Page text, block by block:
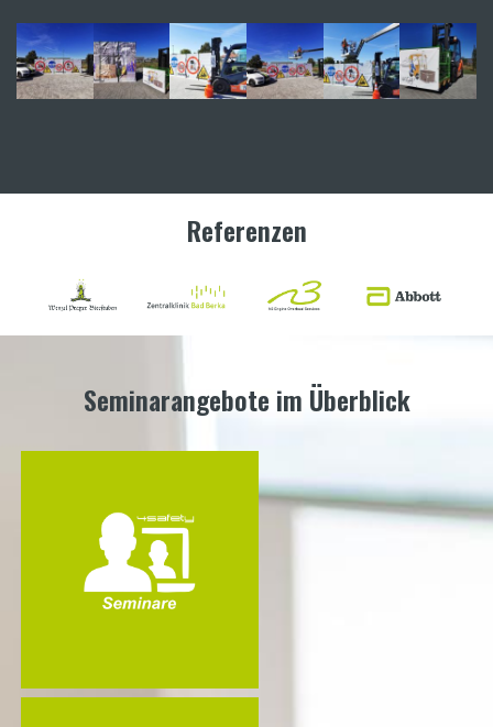
Referenzen
Seminarangebote im Überblick